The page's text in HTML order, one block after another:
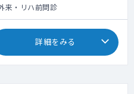
来・リハ前問診
詳細をみる